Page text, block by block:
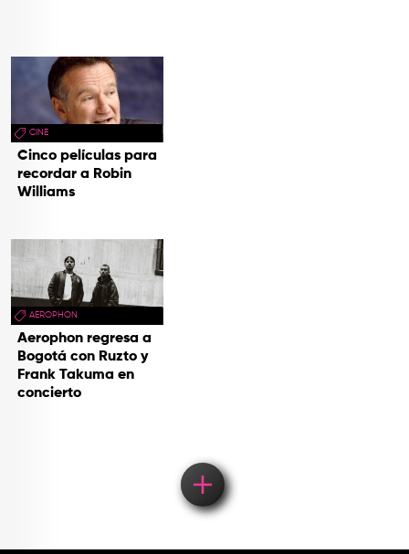
CINE
Cinco películas para
recordar a Robin
Williams
AEROPHON
Aerophon regresa a
Bogotá con Ruzto y
Frank Takuma en
concierto